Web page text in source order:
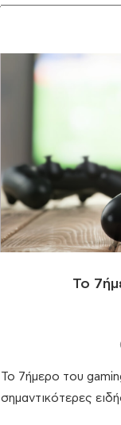
To
Το 7ήμερο του
σημαντικότερες